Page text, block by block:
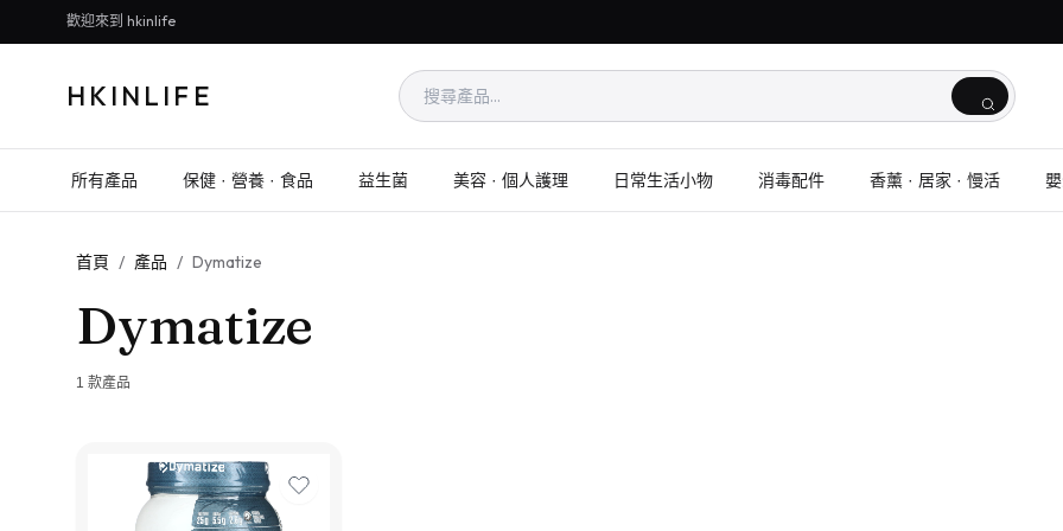
歡迎來到 hkinlife
HKINLIFE
所有產品 保健 · 營養 · 食品 益生菌 美容 · 個人護理 日常生活小物 消毒配件 香薰 · 居家 · 慢活
首頁 / 產品 / Dymatize
Dymatize
1 款產品